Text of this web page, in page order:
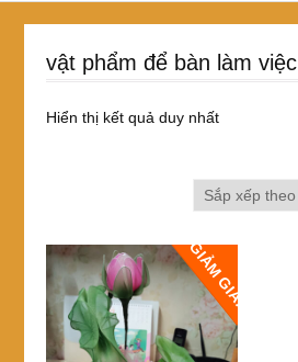
vật phẩm để bàn làm việc
Hiển thị kết quả duy nhất
GIẢM GIÁ!